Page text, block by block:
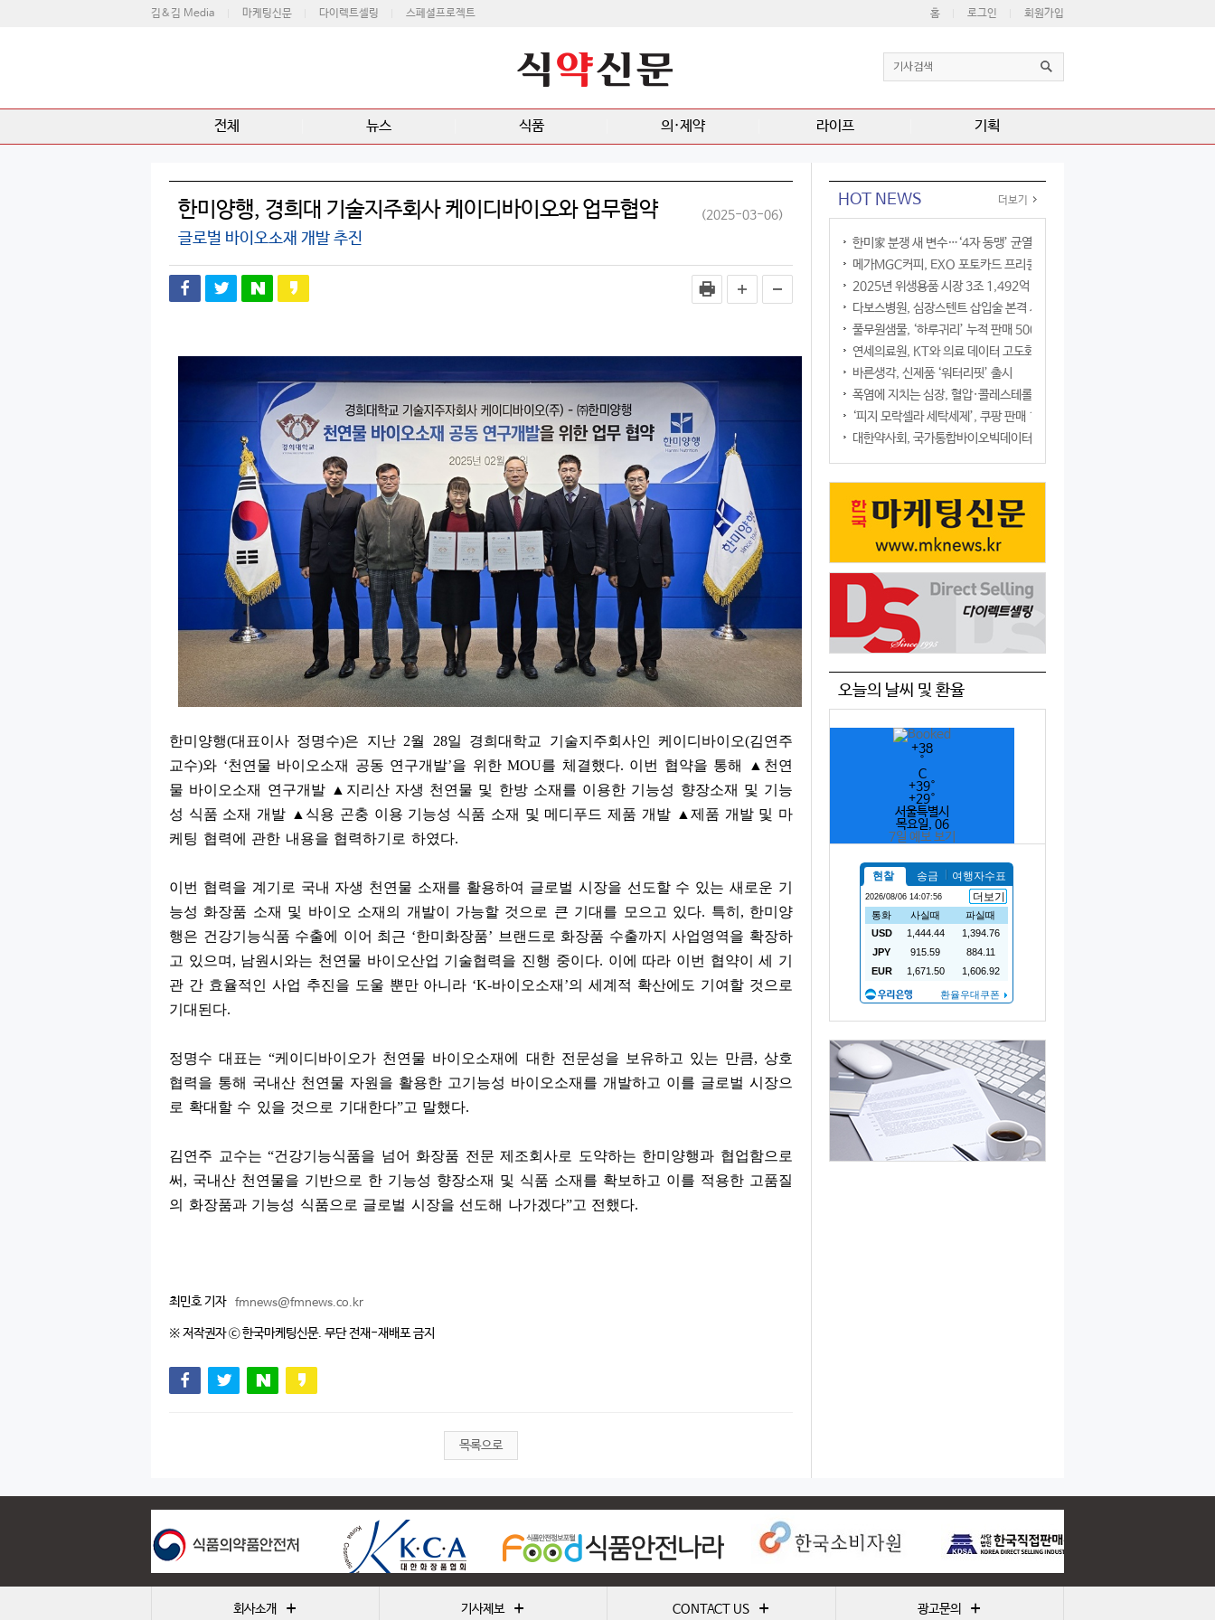
김&김 Media 마케팅신문 다이렉트셀링 스페셜프로젝트 홈 로그인 회원가입
전체 뉴스 식품 의·제약 라이프 기획
한미양행, 경희대 기술지주회사 케이디바이오와 업무협약 (2025-03-06)
글로벌 바이오소재 개발 추진
한미양행(대표이사 정명수)은 지난 2월 28일 경희대학교 기술지주회사인 케이디바이오(김연주
교수)와 ‘천연물 바이오소재 공동 연구개발’을 위한MOU를 체결했다. 이번 협약을 통해 ▲ 천연
물 바이오소재 연구개발 ▲ 지리산 자생 천연물 및 한방 소재를 이용한 기능성 향장소재 및 기능
성 식품 소재 개발 ▲ 식용 곤충 이용 기능성 식품 소재 및 메디푸드 제품 개발 ▲ 제품 개발 및 마
케팅 협력에 관한 내용을 협력하기로 하였다.
이번 협력을 계기로 국내 자생 천연물 소재를 활용하여 글로벌 시장을 선도할 수 있는 새로운 기
능성 화장품 소재 및 바이오 소재의 개발이 가능할 것으로 큰 기대를 모으고 있다. 특히 , 한미양
행은 건강기능식품 수출에 이어 최근 ‘한미화장품’ 브랜드로 화장품 수출까지 사업영역을 확장하
고 있으며 , 남원시와는 천연물 바이오산업 기술협력을 진행 중이다. 이에 따라 이번 협약이 세 기
관 간 효율적인 사업 추진을 도울 뿐만 아니라 ‘K-바이오소재 ’의 세계적 확산에도 기여할 것으로
기대된다.
정명수 대표는“케이디바이오가 천연물 바이오소재에 대한 전문성을 보유하고 있는 만큼,상호
협력을 통해 국내산 천연물 자원을 활용한 고기능성 바이오소재를 개발하고 이를 글로벌 시장으
로 확대할 수 있을 것으로 기대한다”고 말했다.
김연주 교수는“건강기능식품을 넘어 화장품 전문 제조회사로 도약하는 한미양행과 협업함으로
써 , 국내산 천연물을 기반으로 한 기능성 향장소재 및 식품 소재를 확보하고 이를 적용한 고품질
의 화장품과 기능성 식품으로 글로벌 시장을 선도해 나가겠다”고 전했다.
최민호 기자 fmnews@fmnews.co.kr
※ 저작권자 ⓒ 한국마케팅신문. 무단 전재-재배포 금지
목록으로
HOT NEWS 더보기
한미家 분쟁 새 변수…‘4자 동맹’ 균열 현실화
메가MGC커피, EXO 포토카드 프리퀀시 이벤트
2025년 위생용품 시장 3조 1,492억 원
다보스병원, 심장스텐트 삽입술 본격 시행
풀무원샘물, ‘하루귀리’ 누적 판매 500만 병 돌파
연세의료원, KT와 의료 데이터 고도화 협력
바른생각, 신제품 ‘워터리핏’ 출시
폭염에 지치는 심장, 혈압·콜레스테롤만 챙기면 될까?
‘피지 모락셀라 세탁세제’, 쿠팡 판매 1위 등극
대한약사회, 국가통합바이오빅데이터구축사업단과 업무협약 체결
오늘의 날씨 및 환율
+38
°
C
+39°
+29°
서울특별시
목요일, 06
7일 예보 보기
회사소개 + 기사제보 + CONTACT US + 광고문의 +